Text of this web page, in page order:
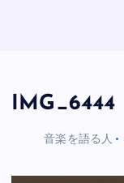
IMG_6444
音楽を語る人